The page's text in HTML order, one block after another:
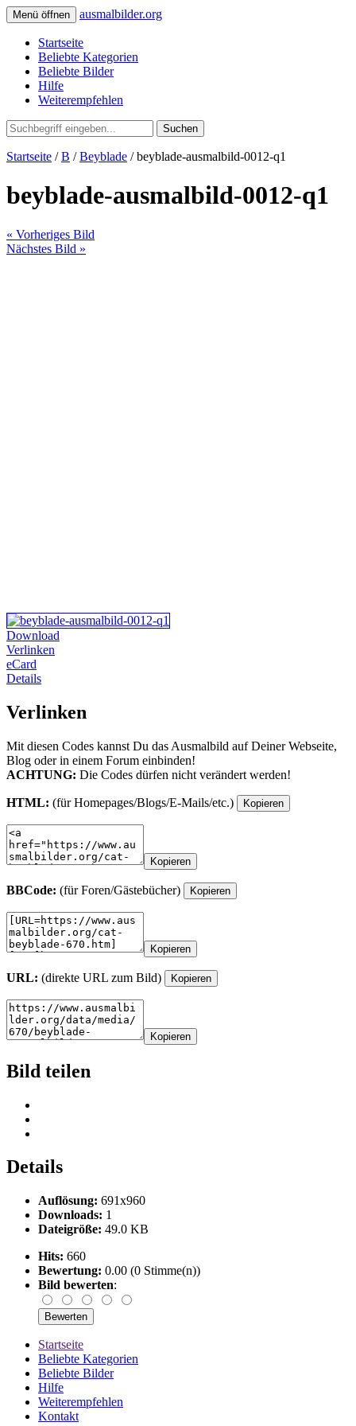
Menü öffnen ausmalbilder.org
Startseite
Beliebte Kategorien
Beliebte Bilder
Hilfe
Weiterempfehlen
Suchen
Startseite /B /Beyblade / beyblade-ausmalbild-0012-q1
beyblade-ausmalbild-0012-q1
« Vorheriges Bild
Nächstes Bild »
Download
Verlinken
eCard
Details
Verlinken
Mit diesen Codes kannst Du das Ausmalbild auf Deiner Webseite,
Blog oder in einem Forum einbinden!
ACHTUNG: Die Codes dürfen nicht verändert werden!
HTML: (für Homepages/Blogs/E-Mails/etc.) Kopieren
Kopieren
BBCode: (für Foren/Gästebücher) Kopieren
Kopieren
URL: (direkte URL zum Bild) Kopieren
Kopieren
Bild teilen
Details
Auflösung: 691x960
Downloads: 1
Dateigröße: 49.0 KB
Hits: 660
Bewertung: 0.00 (0 Stimme(n))
Bild bewerten:
Startseite
Beliebte Kategorien
Beliebte Bilder
Hilfe
Weiterempfehlen
Kontakt